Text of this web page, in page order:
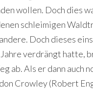
wollen. Doch dies
schleimigen
Doch dieses
verdrängt hatte,
ab. Als er dann auch
Crowley (Robert